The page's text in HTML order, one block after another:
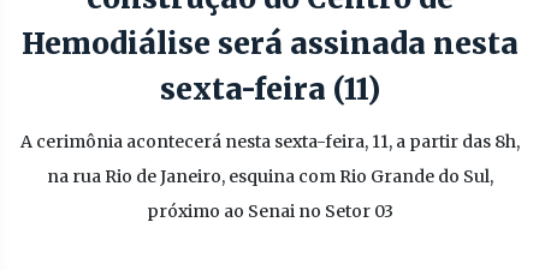
Hemodiálise será assinada nesta
sexta-feira (11)
A cerimônia acontecerá nesta sexta-feira, 11, a partir das 8h,
na rua Rio de Janeiro, esquina com Rio Grande do Sul,
próximo ao Senai no Setor 03